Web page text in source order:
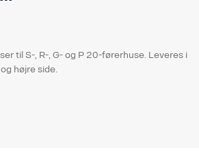
til S-, R-, G- og P 20-førerhuse. Leveres i
højre side.